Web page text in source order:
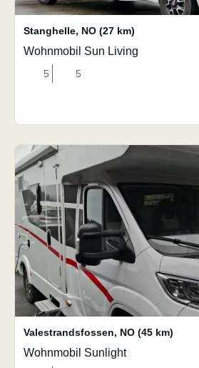
Stanghelle, NO (27 km)
Wohnmobil Sun Living
5 5
Valestrandsfossen, NO (45 km)
Wohnmobil Sunlight